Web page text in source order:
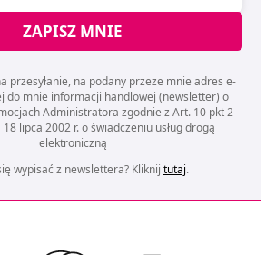
ZAPISZ MNIE
przesyłanie, na podany przeze mnie adres e-
do mnie informacji handlowej (newsletter) o
Administratora zgodnie z Art. 10 pkt 2
lipca 2002 r. o świadczeniu usług drogą
elektroniczną
wypisać z newslettera? Kliknij tutaj.